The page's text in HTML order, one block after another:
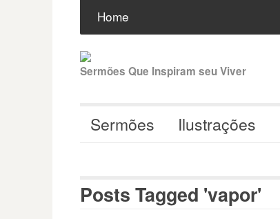
para
conteúdo
Home
Sermões Que Inspiram seu Viver
Sermões Ilustrações
Posts Tagged 'vapor'